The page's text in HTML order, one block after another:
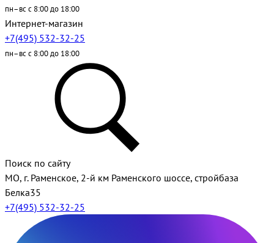
пн–вс с 8:00 до 18:00
Интернет-магазин
+7(495) 532-32-25
пн–вс с 8:00 до 18:00
Поиск по сайту
МО, г. Раменское, 2-й км Раменского шоссе, стройбаза
Белка35
+7(495) 532-32-25